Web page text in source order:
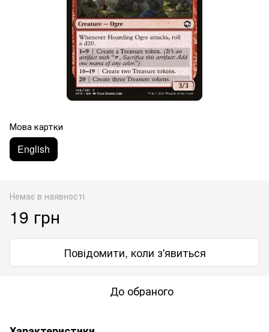
Мова картки
English
Немає в наявності
19 грн
Повідомити, коли з'явиться
До обраного